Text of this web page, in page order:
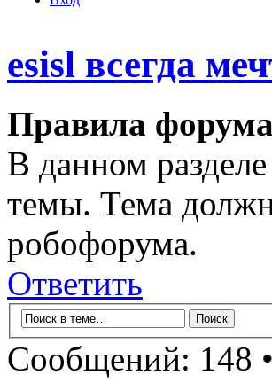
esisl всегда
Правила форума
В данном
темы. Тема
робофорума.
Ответить
Сообщений: 148 •